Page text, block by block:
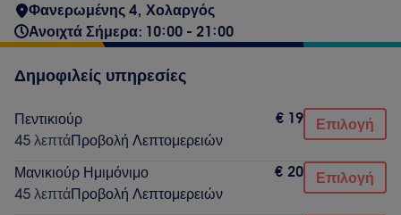
Φανερωμένης 4, Χολαργός
Ανοιχτά Σήμερα: 10:00 - 21:00
Δημοφιλείς υπηρεσίες
Πεντικιούρ
45 λεπτάΠροβολή Λεπτομερειών
€ 19 Επιλογή
Μανικιούρ Ημιμόνιμο
45 λεπτάΠροβολή Λεπτομερειών
€ 20 Επιλογή